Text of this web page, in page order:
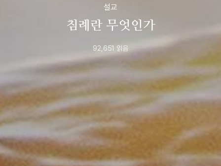
설교
침례란 무엇인가
2022년
92,651 읽음